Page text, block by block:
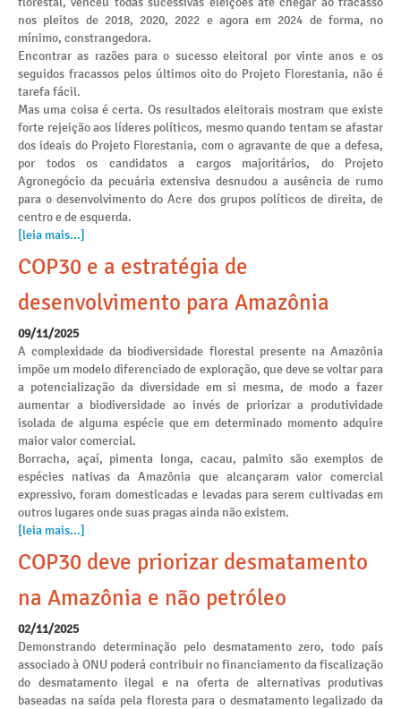
nos pleitos de 2018, 2020, 2022 e agora em 2024 de forma, no
mínimo, constrangedora.
Encontrar as razões para o sucesso eleitoral por vinte anos e os
seguidos fracassos pelos últimos oito do Projeto Florestania, não é
tarefa fácil.
Mas uma coisa é certa. Os resultados eleitorais mostram que existe
forte rejeição aos líderes políticos, mesmo quando tentam se afastar
dos ideais do Projeto Florestania, com o agravante de que a defesa,
por todos os candidatos a cargos majoritários, do Projeto
Agronegócio da pecuária extensiva desnudou a ausência de rumo
para o desenvolvimento do Acre dos grupos políticos de direita, de
centro e de esquerda.
[leia mais...]
COP30 e a estratégia de
desenvolvimento para Amazônia
09/11/2025
A complexidade da biodiversidade florestal presente na Amazônia
impõe um modelo diferenciado de exploração, que deve se voltar para
a potencialização da diversidade em si mesma, de modo a fazer
aumentar a biodiversidade ao invés de priorizar a produtividade
isolada de alguma espécie que em determinado momento adquire
maior valor comercial.
Borracha, açaí, pimenta longa, cacau, palmito são exemplos de
espécies nativas da Amazônia que alcançaram valor comercial
expressivo, foram domesticadas e levadas para serem cultivadas em
outros lugares onde suas pragas ainda não existem.
[leia mais...]
COP30 deve priorizar desmatamento
na Amazônia e não petróleo
02/11/2025
Demonstrando determinação pelo desmatamento zero, todo país
associado à ONU poderá contribuir no financiamento da fiscalização
do desmatamento ilegal e na oferta de alternativas produtivas
baseadas na saída pela floresta para o desmatamento legalizado da